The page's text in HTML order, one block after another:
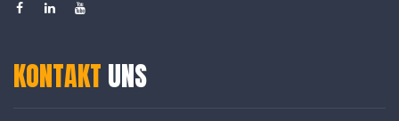
KONTAKT UNS